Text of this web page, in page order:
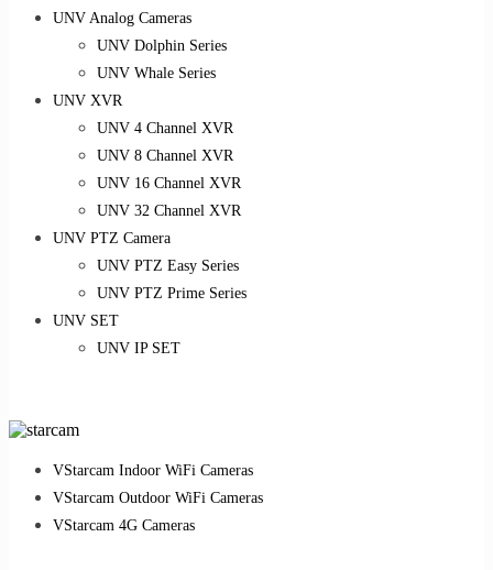
UNV Analog Cameras
UNV Dolphin Series
UNV Whale Series
UNV XVR
UNV 4 Channel XVR
UNV 8 Channel XVR
UNV 16 Channel XVR
UNV 32 Channel XVR
UNV PTZ Camera
UNV PTZ Easy Series
UNV PTZ Prime Series
UNV SET
UNV IP SET
VStarcam Indoor WiFi Cameras
VStarcam Outdoor WiFi Cameras
VStarcam 4G Cameras